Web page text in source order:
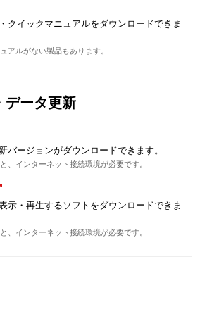
クイックマニュアルをダウンロードできま
アルがない製品もあります。
データ更新
バージョンがダウンロードできます。
、インターネット接続環境が必要です。
示・再生するソフトをダウンロードできま
、インターネット接続環境が必要です。